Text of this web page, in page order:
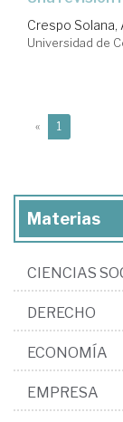
Crespo Solana,
Universidad de
« 1
Materias
CIENCIAS
DERECHO
ECONOMÍA
EMPRESA